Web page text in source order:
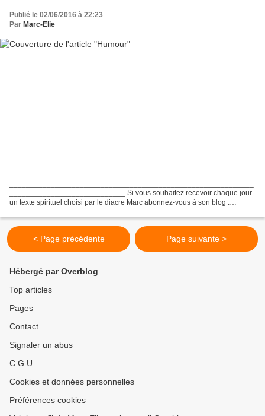
Publié le 02/06/2016 à 22:23
Par Marc-Elie
____________________________ Si vous souhaitez recevoir chaque jour
un texte spirituel choisi par le diacre Marc abonnez-vous à son blog :
< Page précédente Page suivante >
Hébergé par Overblog
Top articles
Pages
Contact
Signaler un abus
C.G.U.
Cookies et données personnelles
Préférences cookies